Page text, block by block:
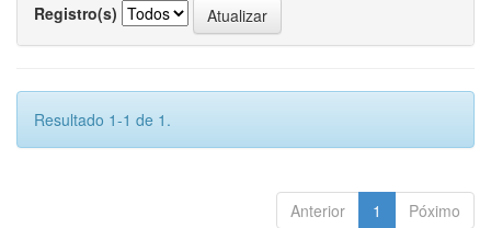
Registro(s)
Resultado 1-1 de 1.
Anterior 1 Póximo